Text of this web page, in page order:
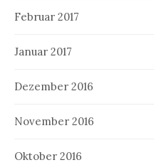
Februar 2017
Januar 2017
Dezember 2016
November 2016
Oktober 2016